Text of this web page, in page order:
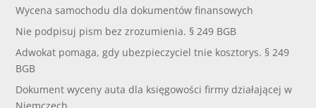
Wycena samochodu dla dokumentów finansowych
Nie podpisuj pism bez zrozumienia. § 249 BGB
Adwokat pomaga, gdy ubezpieczyciel tnie kosztorys. § 249
BGB
Dokument wyceny auta dla księgowości firmy działającej w